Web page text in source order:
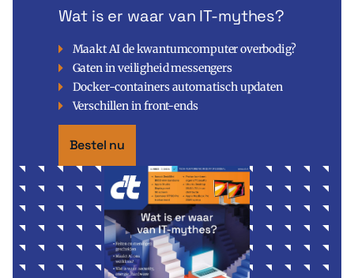
Wat is er waar van IT-mythes?
Maakt AI de kwantumcomputer overbodig?
Gaten in veiligheid messengers
Docker-containers automatisch updaten
Verschillen in front-ends
Bestel nu